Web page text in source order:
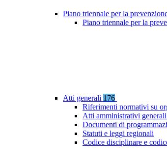
Piano triennale per la
Piano triennale per la
Atti generali 176
Riferimenti normativi su
Atti amministrativi generali
Documenti di
Statuti e leggi regionali
Codice disciplinare e